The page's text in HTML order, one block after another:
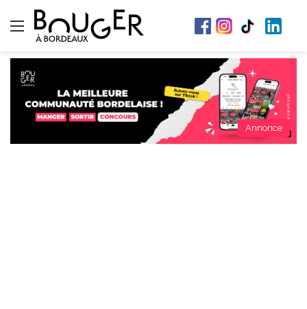
Menu
Annonce